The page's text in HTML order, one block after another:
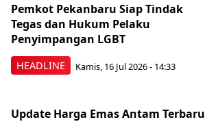
HEADLINE
Pemkot Pekanbaru Siap Tindak
Tegas dan Hukum Pelaku
Penyimpangan LGBT
Kamis, 16 Jul 2026 - 14:33
Update Harga Emas Antam Terbaru